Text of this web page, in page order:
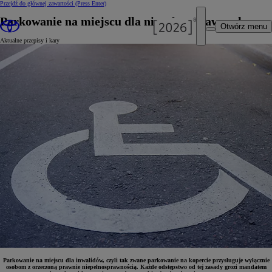
Przejdź do głównej zawartości (Press Enter)
Otwórz menu
Parkowanie na miejscu dla niepełnosprawnych
Aktualne przepisy i kary
Parkowanie na miejscu dla inwalidów, czyli tak zwane parkowanie na kopercie przysługuje wyłącznie
osobom z orzeczoną prawnie niepełnosprawnością. Każde odstępstwo od tej zasady grozi mandatem